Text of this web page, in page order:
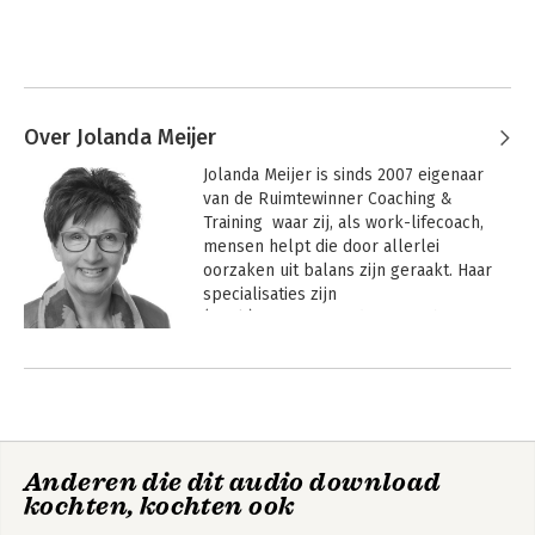
Over Jolanda Meijer
Jolanda Meijer is sinds 2007 eigenaar
van de Ruimtewinner Coaching &
Training  waar zij, als work-lifecoach,
mensen helpt die door allerlei
oorzaken uit balans zijn geraakt. Haar
specialisaties zijn
eerste boek Een opgeruimd hoofd in 7
de verbetering van persoonlijke
‘slimmer e-mailen’; ‘helder
communiceren’ en ‘mentaal weer
Andere boeken door Jolanda Meijer
Anderen die dit audio download
kochten, kochten ook